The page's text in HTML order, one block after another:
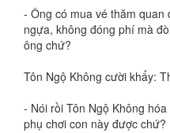
- Ông có mua vé thăm quan
ngựa, không đóng phí mà
ông chứ?
Tôn Ngộ Không cười khẩy:
- Nói rồi Tôn Ngộ Không
phụ chơi con này được chứ?